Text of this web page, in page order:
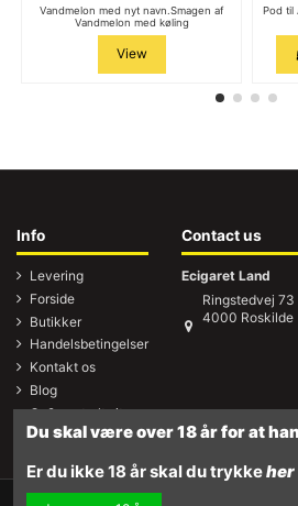
Vandmelon med nyt navn.Smagen af
Vandmelon med køling
View
Pod til
Info
Levering
Forside
Butikker
Handelsbetingelser
Kontakt os
Blog
Co2 neutralt site
Contact us
Ecigaret Land
Ringstedvej 73
4000 Roskilde
Du skal være over 18 år for at
Er du ikke 18 år skal du trykkeher